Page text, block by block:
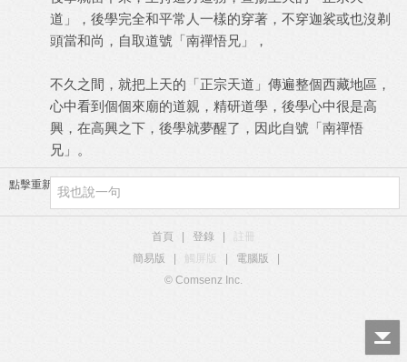
道」，後學完全和平常人一樣的穿著，不穿迦裟或也沒剃
頭當和尚，自取道號「南禪悟兄」，
不久之間，就把上天的「正宗天道」傳遍整個西藏地區，
心中看到個個來廟的道親，精研道學，後學心中很是高
興，在高興之下，後學就夢醒了，因此自號「南禪悟
兄」。
點擊重新加載
首頁 登錄
簡易版
觸屏版 電腦版
© Comsenz Inc.